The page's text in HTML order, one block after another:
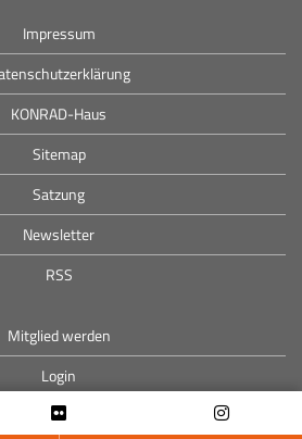
Impressum
KONRAD-Haus
Sitemap
Satzung
Newsletter
RSS
Mitglied werden
Login